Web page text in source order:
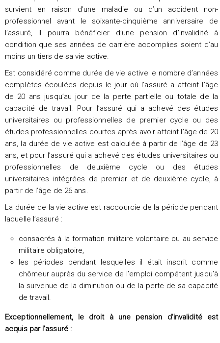
survient en raison d’une maladie ou d’un accident non-
professionnel avant le soixante-cinquième anniversaire de
l’assuré, il pourra bénéficier d’une pension d’invalidité à
condition que ses années de carrière accomplies soient d’au
moins un tiers de sa vie active.
Est considéré comme durée de vie active le nombre d’années
complètes écoulées depuis le jour où l’assuré a atteint l’âge
de 20 ans jusqu’au jour de la perte partielle ou totale de la
capacité de travail. Pour l’assuré qui a achevé des études
universitaires ou professionnelles de premier cycle ou des
études professionnelles courtes après avoir atteint l’âge de 20
ans, la durée de vie active est calculée à partir de l’âge de 23
ans, et pour l’assuré qui a achevé des études universitaires ou
professionnelles de deuxième cycle ou des études
universitaires intégrées de premier et de deuxième cycle, à
partir de l’âge de 26 ans.
La durée de la vie active est raccourcie de la période pendant
laquelle l’assuré :
consacrés à la formation militaire volontaire ou au service
militaire obligatoire,
les périodes pendant lesquelles il était inscrit comme
chômeur auprès du service de l’emploi compétent jusqu’à
la survenue de la diminution ou de la perte de sa capacité
de travail.
Exceptionnellement, le droit à une pension d’invalidité est
acquis par l’assuré :